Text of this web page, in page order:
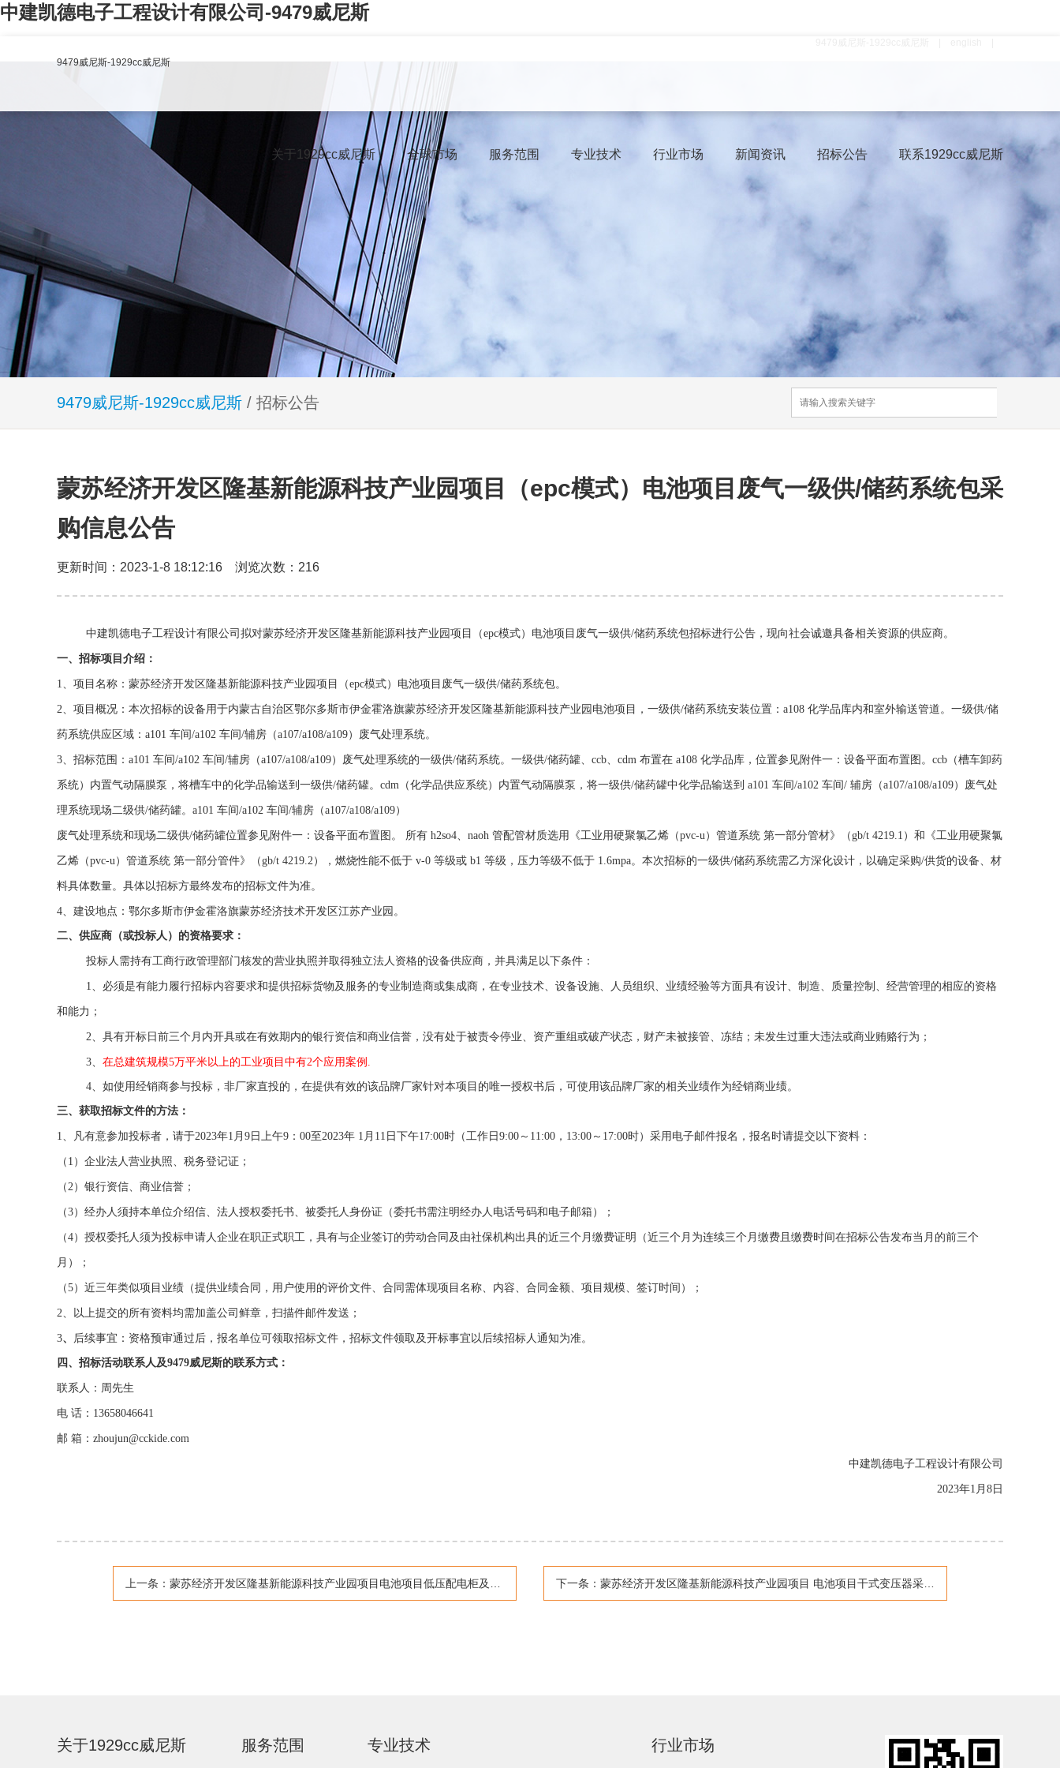
中建凯德电子工程设计有限公司-9479威尼斯
9479威尼斯-1929cc威尼斯
关于1929cc威尼斯 全球市场 服务范围 专业技术 行业市场 新闻资讯 招标公告 联系1929cc威尼斯
9479威尼斯-1929cc威尼斯 / 招标公告
蒙苏经济开发区隆基新能源科技产业园项目（epc模式）电池项目废气一级供/储药系统包采
购信息公告
更新时间：2023-1-8 18:12:16 浏览次数：216
中建凯德电子工程设计有限公司拟对蒙苏经济开发区隆基新能源科技产业园项目（epc模式）电池项目废气一级供/储药系统包招标进行公告，现向社会诚邀具备相关资源的供应商。
一、招标项目介绍：
1、项目名称： 蒙苏经济开发区隆基新能源科技产业园项目（epc模式）电池项目废气一级供/储药系统包。
2、项目概况：本次招标的设备用于内蒙古自治区鄂尔多斯市伊金霍洛旗蒙苏经济开发区隆基新能源科技产业园电池项目， 一级供/储药系统安装位置： a108 化学品库内和室外输送管道。一级供/储
药系统供应区域： a101 车间/a102 车间/辅房（a107/a108/a109）废气处理系统。
3、招标范围： a101 车间/a102 车间/辅房（a107/a108/a109）废气处理系统的一级供/储药系统。一级供/储药罐、 ccb、 cdm 布置在 a108 化学品库，位置参见附件一：设备平面布置图。 ccb （槽车卸药
系统）内置气动隔膜泵，将槽车中的化学品输送到一级供/储药罐。 cdm （化学品供应系统）内置气动隔膜泵，将一级供/储药罐中化学品输送到 a101 车间/a102 车间/ 辅房（a107/a108/a109）废气处
理系统现场二级供/储药罐。 a101 车间/a102 车间/辅房（a107/a108/a109）
废气处理系统和现场二级供/储药罐位置参见附件一：设备平面布置图。 所有 h2so4、 naoh 管配管材质选用《工业用硬聚氯乙烯（pvc-u）管道系统 第一部分管材》（gb/t 4219.1 ）和《工业用硬聚氯
乙烯（pvc-u）管道系统 第一部分管件》（gb/t 4219.2），燃烧性能不低于 v-0 等级或 b1 等级，压力等级不低于 1.6mpa。本次招标的一级供/储药系统需乙方深化设计，以确定采购/供货的设备、材
料具体数量。具体以招标方最终发布的招标文件为准。
4、建设地点：鄂尔多斯市伊金霍洛旗蒙苏经济技术开发区江苏产业园。
二、供应商（或投标人）的资格要求：
投标人需持有工商行政管理部门核发的营业执照并取得独立法人资格的设备供应商，并具满足以下条件：
1、必须是有能力履行招标内容要求和提供招标货物及服务的专业制造商或集成商，在专业技术、设备设施、人员组织、业绩经验等方面具有设计、制造、质量控制、经营管理的相应的资格
和能力；
2、具有开标日前三个月内开具或在有效期内的银行资信和商业信誉，没有处于被责令停业、资产重组或破产状态，财产未被接管、冻结；未发生过重大违法或商业贿赂行为；
3、在总建筑规模5万平米以上的工业项目中有2个应用案例 .
4、如使用经销商参与投标，非厂家直投的，在提供有效的该品牌厂家针对本项目的唯一授权书后，可使用该品牌厂家的相关业绩作为经销商业绩。
三、获取招标文件的方法：
1、凡有意参加投标者，请于2023年1 月 9 日上午9 ： 00至2023年 1 月 11 日下午17:00时（工作日 9:00 ～ 11:00 ， 13:00 ～ 17:00时）采用电子邮件报名，报名时请提交以下资料：
（ 1 ）企业法人营业执照、税务登记证；
（2）银行资信、商业信誉；
（3）经办人须持本单位介绍信、法人授权委托书、被委托人身份证（委托书需注明经办人电话号码和电子邮箱）；
（4）授权委托人须为投标申请人企业在职正式职工，具有与企业签订的劳动合同及由社保机构出具的近三个月缴费证明（近三个月为连续三个月缴费且缴费时间在招标公告发布当月的前三个
月）；
（5）近三年类似项目业绩（提供业绩合同，用户使用的评价文件、合同需体现项目名称、内容、合同金额、项目规模、签订时间）；
2、以上提交的所有资料均需加盖公司鲜章，扫描件邮件发送；
3、 后续事宜：资格预审通过后，报名单位可领取招标文件，招标文件领取及开标事宜以后续招标人通知为准。
四、招标活动联系人及9479威尼斯的联系方式：
联系人：周先生
电 话： 13658046641
邮 箱： zhoujun@cckide.com
中建凯德电子工程设计有限公司
2023年1 月 8 日
上一条： 蒙苏经济开发区隆基新能源科技产业园项目电池项目低压配电柜及无功补偿柜采购信息公告 下一条： 蒙苏经济开发区隆基新能源科技产业园项目 电池项目干式变压器采购信息公告
关于1929cc威尼斯 服务范围 专业技术 行业市场